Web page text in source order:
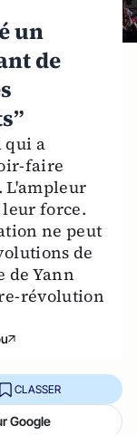
un
de
qui a
faire
L'ampleur
force.
ne peut
de
Yann
révolution
CLASSER
Google